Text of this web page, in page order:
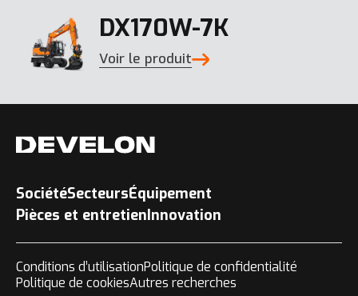
DX170W-7K
Voir le produit
SociétéSecteursÉquipement
Pièces et entretienInnovation
Conditions d’utilisationPolitique de confidentialité
Politique de cookiesAutres recherches